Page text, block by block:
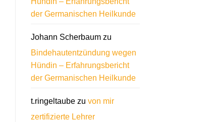
der Germanischen Heilkunde
Johann Scherbaumzu
Bindehautentzündung wegen
Hündin – Erfahrungsbericht
der Germanischen Heilkunde
t.ringeltaubezu von mir
zertifizierte Lehrer